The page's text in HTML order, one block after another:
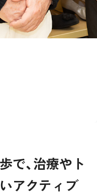
で、治療やト
アクティブ